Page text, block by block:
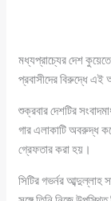
মধ্যপ্রাচ্যের দেশ
প্রবাসীদের বিরুদ্ধে এই
শুক্রবার দেশটির
গার এলাকাটি অবরুদ্ধ
গ্রেফতার করা হয়।
সিটির গভর্নর আব্দুল্লাহ